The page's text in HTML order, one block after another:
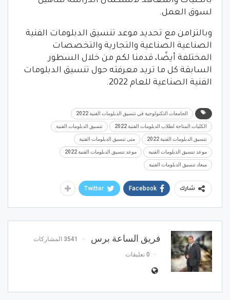
لسوق العمل.
وبالتزامن مع تحديد موعد تنسيق الدبلومات الفنية
الصناعية الصناعية والتجارية والتخصصات
المختلفة أيضًا، قدمنا لكم من خلال السطور
السابقة كل ما تريد معرفته حول تنسيق الدبلومات
الفنية الصناعية للعام 2022.
الجامعات التكنولوجية في تنسيق الدبلومات الفنية 2022
الكليات المتاحة لطلاب الدبلومات الفنية 2022 تنسيق الدبلومات الفنية
تنسيق الدبلومات الفنية 2022 متى تنسيق الدبلومات الفنية
موعد تنسيق الدبلومات الفنية موعد تنسيق الدبلومات الفنية 2022
ميعاد تنسيق الدبلومات الفنية
شارك Facebook
Twitter
فريق الساعة برس 3541 المشاركات
0 تعليقات